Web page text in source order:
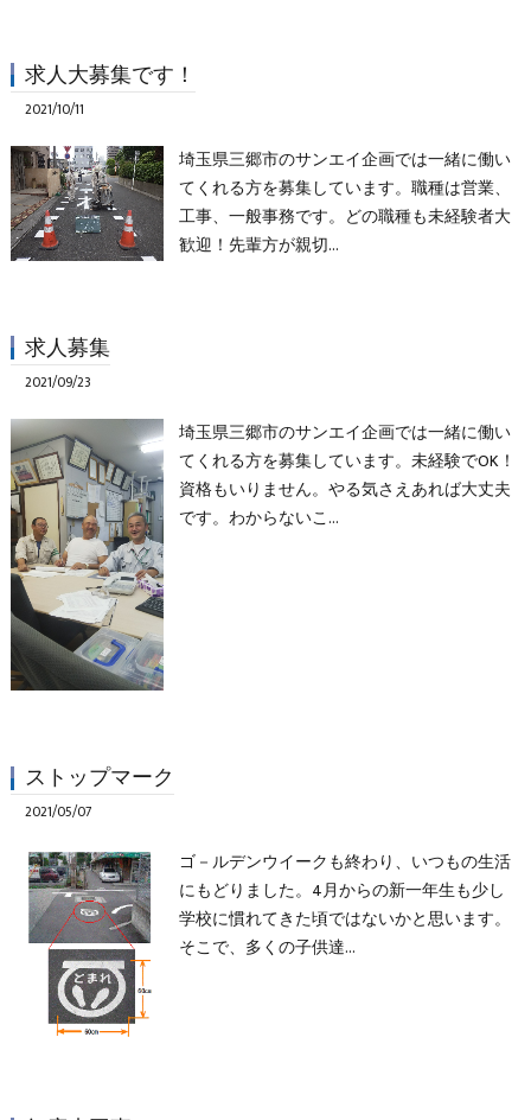
求人大募集です！
2021/10/11
埼玉県三郷市のサンエイ企画では一緒に働い
てくれる方を募集しています。職種は営業、
工事、一般事務です。どの職種も未経験者大
歓迎！先輩方が親切…
求人募集
2021/09/23
埼玉県三郷市のサンエイ企画では一緒に働い
てくれる方を募集しています。未経験でOK！
資格もいりません。やる気さえあれば大丈夫
です。わからないこ…
ストップマーク
2021/05/07
ゴ－ルデンウイークも終わり、いつもの生活
にもどりました。4月からの新一年生も少し
学校に慣れてきた頃ではないかと思います。
そこで、多くの子供達…